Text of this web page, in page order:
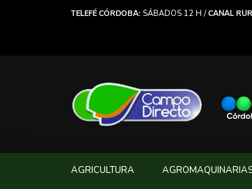
TELEFÉ CÓRDOBA: SÁBADOS 12 H /CANAL
AGRICULTURA